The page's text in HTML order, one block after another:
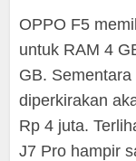
OPPO F5
untuk RAM 4
GB.
diperkirakan
Rp 4 juta.
J7 Pro hampir